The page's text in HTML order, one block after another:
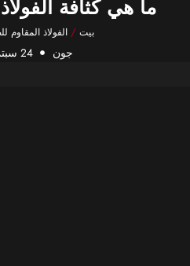
ما هي كثافة
بيت /الفولاذ المقاوم
جون 24 سبتمبر 2024